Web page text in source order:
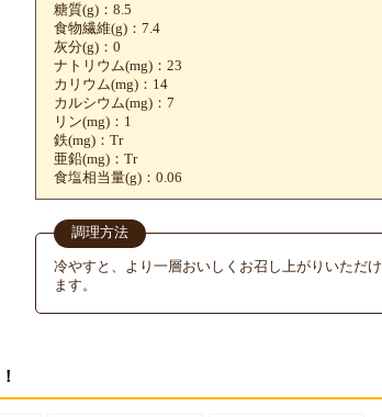
糖質(g)：8.5
食物繊維(g)：7.4
灰分(g)：0
ナトリウム(mg)：23
カリウム(mg)：14
カルシウム(mg)：7
リン(mg)：1
鉄(mg)：Tr
亜鉛(mg)：Tr
食塩相当量(g)：0.06
調理方法
冷やすと、より一層おいしくお召し上がりいただけ
ます。